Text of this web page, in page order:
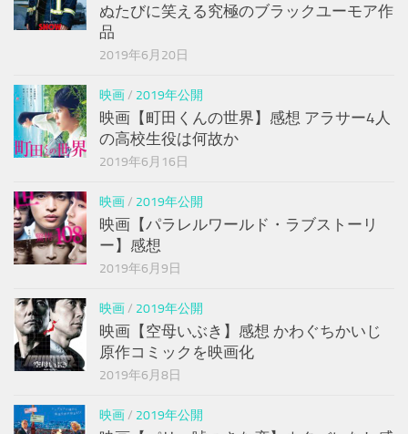
ぬたびに笑える究極のブラックユーモア作
品
2019年6月20日
映画/ 2019年公開
映画【町田くんの世界】感想 アラサー4人
の高校生役は何故か
2019年6月16日
映画/ 2019年公開
映画【パラレルワールド・ラブストーリ
ー】感想
2019年6月9日
映画/ 2019年公開
映画【空母いぶき】感想 かわぐちかいじ
原作コミックを映画化
2019年6月8日
映画/ 2019年公開